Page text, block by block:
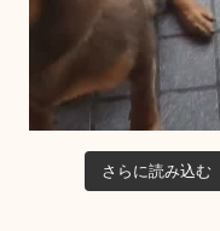
さらに読み込む